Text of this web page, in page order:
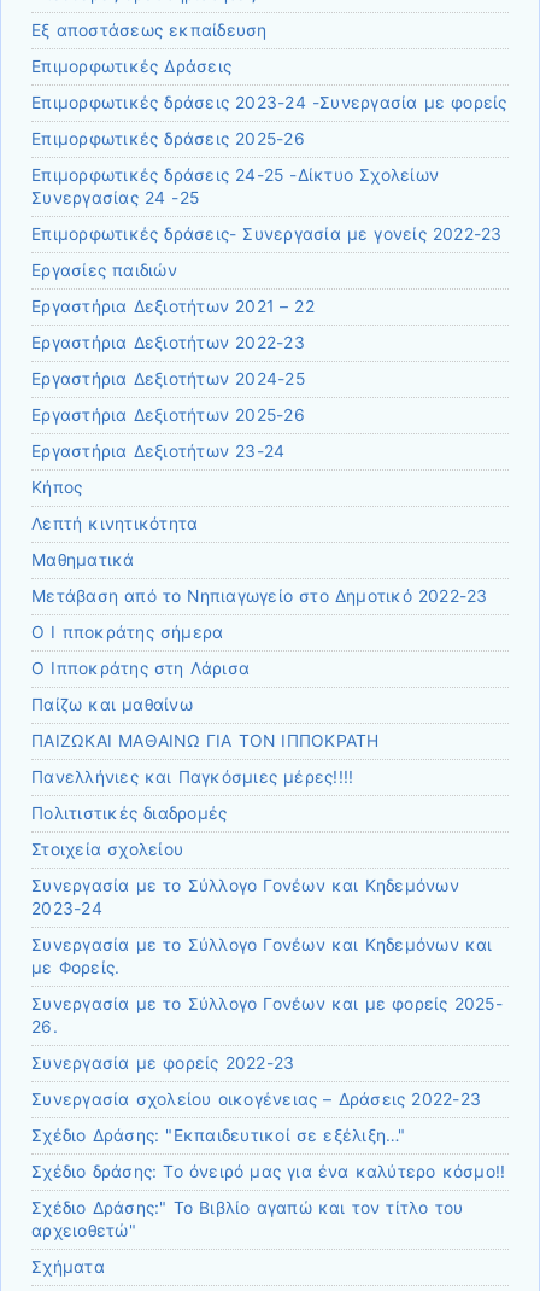
Εξ αποστάσεως εκπαίδευση
Επιμορφωτικές Δράσεις
Επιμορφωτικές δράσεις 2023-24 -Συνεργασία με φορείς
Επιμορφωτικές δράσεις 2025-26
Επιμορφωτικές δράσεις 24-25 -Δίκτυο Σχολείων
Συνεργασίας 24 -25
Επιμορφωτικές δράσεις- Συνεργασία με γονείς 2022-23
Εργασίες παιδιών
Εργαστήρια Δεξιοτήτων 2021 – 22
Εργαστήρια Δεξιοτήτων 2022-23
Εργαστήρια Δεξιοτήτων 2024-25
Εργαστήρια Δεξιοτήτων 2025-26
Εργαστήρια Δεξιοτήτων 23-24
Κήπος
Λεπτή κινητικότητα
Μαθηματικά
Μετάβαση από το Νηπιαγωγείο στο Δημοτικό 2022-23
Ο Ι πποκράτης σήμερα
Ο Ιπποκράτης στη Λάρισα
Παίζω και μαθαίνω
ΠΑΙΖΩΚΑΙ ΜΑΘΑΙΝΩ ΓΙΑ ΤΟΝ ΙΠΠΟΚΡΑΤΗ
Πανελλήνιες και Παγκόσμιες μέρες!!!!
Πολιτιστικές διαδρομές
Στοιχεία σχολείου
Συνεργασία με το Σύλλογο Γονέων και Κηδεμόνων
2023-24
Συνεργασία με το Σύλλογο Γονέων και Κηδεμόνων και
με Φορείς.
Συνεργασία με το Σύλλογο Γονέων και με φορείς 2025-
26.
Συνεργασία με φορείς 2022-23
Συνεργασία σχολείου οικογένειας – Δράσεις 2022-23
Σχέδιο Δράσης: "Εκπαιδευτικοί σε εξέλιξη…"
Σχέδιο δράσης: Το όνειρό μας για ένα καλύτερο κόσμο!!
Σχέδιο Δράσης:" Το Βιβλίο αγαπώ και τον τίτλο του
αρχειοθετώ"
Σχήματα